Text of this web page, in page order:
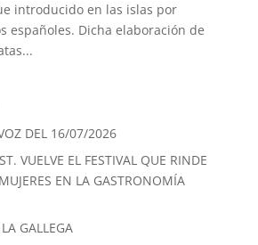
introducido en las islas por
españoles. Dicha elaboración de
DEL 16/07/2026
VUELVE EL FESTIVAL QUE RINDE
EN LA GASTRONOMÍA
GALLEGA